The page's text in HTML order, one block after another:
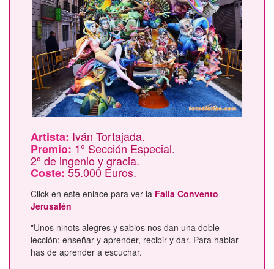
Artista: Iván Tortajada.
Premio: 1º Sección Especial.
2º de ingenio y gracia.
Coste: 55.000 Euros.
Click en este enlace para ver la Falla Convento
Jerusalén
"Unos ninots alegres y sabios nos dan una doble
lección: enseñar y aprender, recibir y dar. Para hablar
has de aprender a escuchar.